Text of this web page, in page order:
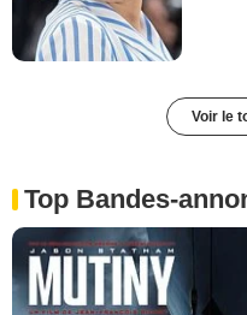
Voir le
Top Bandes-